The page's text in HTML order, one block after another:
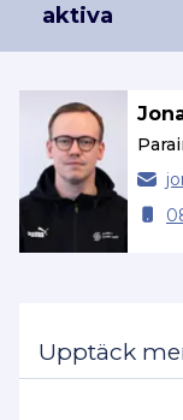
aktiva
Upptäck